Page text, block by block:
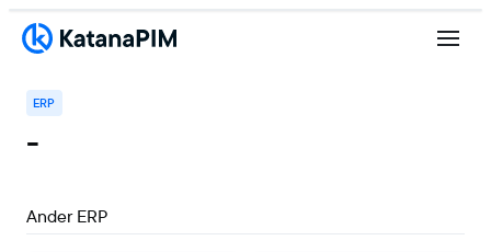
ERP
-
Ander ERP